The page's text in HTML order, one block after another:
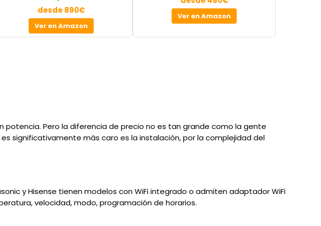
desde 890€
Ver en Amazon
Ver en Amazon
Pero la diferencia de precio no es tan grande como la gente
significativamente más caro es la instalación, por la complejidad del
y Hisense tienen modelos con WiFi integrado o admiten adaptador WiFi
velocidad, modo, programación de horarios.